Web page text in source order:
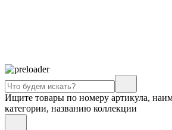
Ищите товары по номеру артикула,
категории, названию коллекции